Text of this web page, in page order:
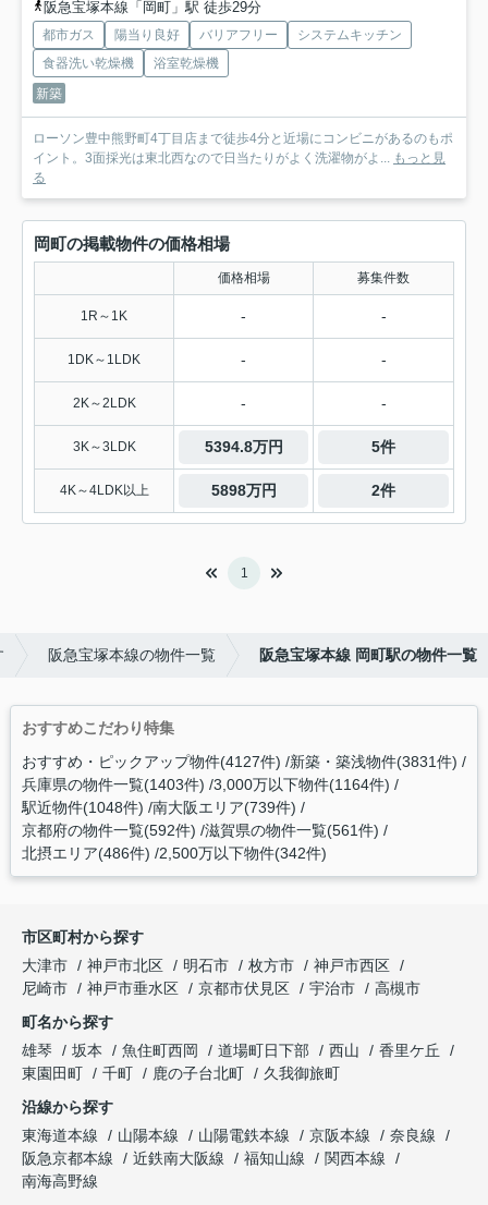
阪急宝塚本線「岡町」駅 徒歩29分
都市ガス 陽当り良好 バリアフリー
システムキッチン
食器洗い乾燥機
浴室乾燥機
新築
ローソン豊中熊野町4丁目店まで徒歩4分と近場にコンビニがあるのもポ
イント。3面採光は東北西なので日当たりがよく洗濯物がよ... もっと見
る
岡町の掲載物件の価格相場
価格相場 募集件数
1R～1K - -
1DK～1LDK - -
2K～2LDK - -
3K～3LDK 5394.8万円 5件
4K～4LDK以上 5898万円 2件
1
阪急宝塚本線の物件一覧 阪急宝塚本線 岡町駅の物件一覧
おすすめこだわり特集
おすすめ・ピックアップ物件(4127件) 新築・築浅物件(3831件)
兵庫県の物件一覧(1403件) 3,000万以下物件(1164件)
駅近物件(1048件) 南大阪エリア(739件)
京都府の物件一覧(592件) 滋賀県の物件一覧(561件)
北摂エリア(486件) 2,500万以下物件(342件)
市区町村から探す
大津市
神戸市北区 明石市 枚方市
神戸市西区
尼崎市
神戸市垂水区 京都市伏見区 宇治市
高槻市
町名から探す
雄琴
坂本 魚住町西岡 道場町日下部 西山
香里ケ丘
東園田町
千町 鹿の子台北町
久我御旅町
沿線から探す
東海道本線
山陽本線 山陽電鉄本線 京阪本線
奈良線
阪急京都本線
近鉄南大阪線 福知山線
関西本線
南海高野線